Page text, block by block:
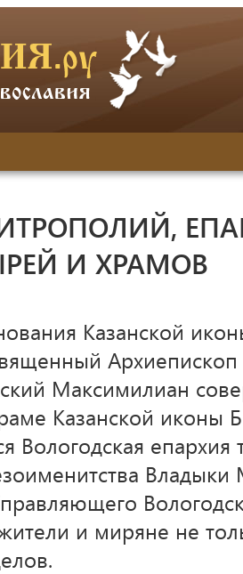
И ХРАМОВ
Казанской
Архиепископ
Максимилиан
Казанской иконы
Вологодская
и миряне не